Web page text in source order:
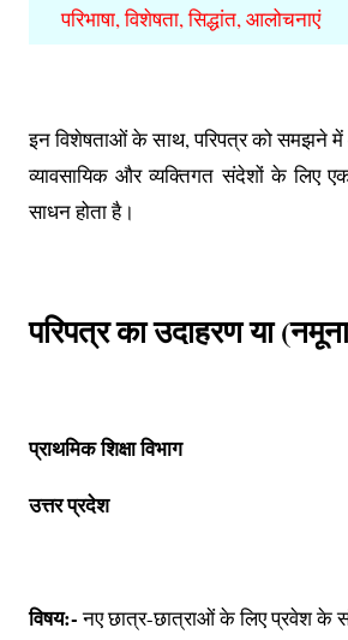
परिभाषा, विशेषता, सिद्धांत, आलोचनाएं
इन विशेषताओं के साथ, परिपत्र को समझने में
व्यावसायिक और व्यक्तिगत संदेशों के लिए
साधन होता है।
परिपत्र का उदाहरण या
प्राथमिक शिक्षा विभाग
उत्तर प्रदेश
विषय:-नए छात्र-छात्राओं के लिए प्रवेश के